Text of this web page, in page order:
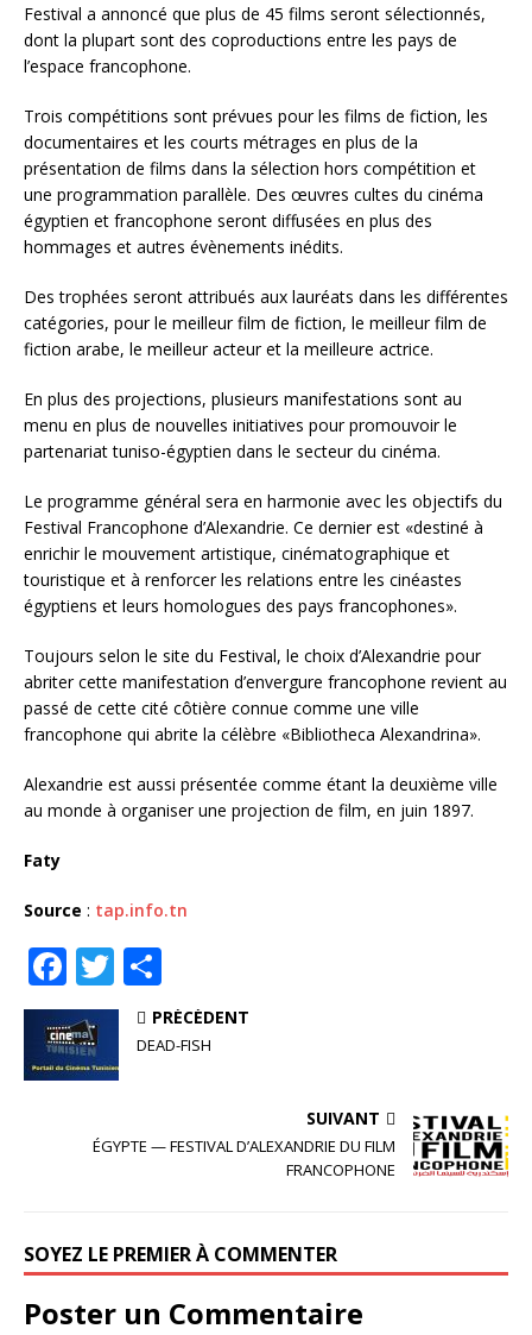
Festival a annoncé que plus de 45 films seront sélectionnés,
dont la plupart sont des coproductions entre les pays de
l’espace francophone.
Trois compétitions sont prévues pour les films de fiction, les
documentaires et les courts métrages en plus de la
présentation de films dans la sélection hors compétition et
une programmation parallèle. Des œuvres cultes du cinéma
égyptien et francophone seront diffusées en plus des
hommages et autres évènements inédits.
Des trophées seront attribués aux lauréats dans les différentes
catégories, pour le meilleur film de fiction, le meilleur film de
fiction arabe, le meilleur acteur et la meilleure actrice.
En plus des projections, plusieurs manifestations sont au
menu en plus de nouvelles initiatives pour promouvoir le
partenariat tuniso-égyptien dans le secteur du cinéma.
Le programme général sera en harmonie avec les objectifs du
Festival Francophone d’Alexandrie. Ce dernier est «destiné à
enrichir le mouvement artistique, cinématographique et
touristique et à renforcer les relations entre les cinéastes
égyptiens et leurs homologues des pays francophones».
Toujours selon le site du Festival, le choix d’Alexandrie pour
abriter cette manifestation d’envergure francophone revient au
passé de cette cité côtière connue comme une ville
francophone qui abrite la célèbre «Bibliotheca Alexandrina».
Alexandrie est aussi présentée comme étant la deuxième ville
au monde à organiser une projection de film, en juin 1897.
Faty
Source : tap.info.tn
F
a
c
e
T
w
it
te
ar
ta
r
PRÉCÉDENT
DEAD-FISH
SUIVANT
ÉGYPTE — FESTIVAL D’ALEXANDRIE DU FILM
FRANCOPHONE
SOYEZ LE PREMIER À COMMENTER
Poster un Commentaire